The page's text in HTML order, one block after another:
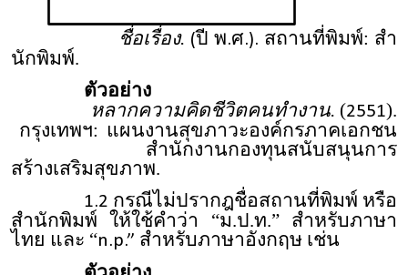
ชื่อเรื่อง. (ปี พ.ศ.). สถานที่พิมพ์: สํา
นักพิมพ์.
ตัวอย่าง
หลากความคิดชีวิตคนทํางาน. (2551).
กรุงเทพฯ: แผนงานสุขภาวะองค์กรภาคเอกชน
สํานักงานกองทุนสนับสนุนการ
สร้างเสริมสุขภาพ.
1.2 กรณีไม่ปรากฎชื่อสถานที่พิมพ์ หรือ
สำนักพิมพ์ ให้ใช้คำว่า “ม.ป.ท.” สำหรับภาษา
ไทย และ “n.p.” สำหรับภาษาอังกฤษ เช่น